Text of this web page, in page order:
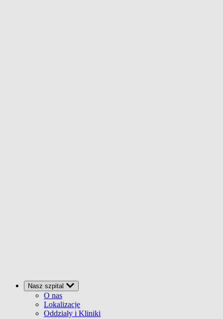
Nasz szpital
O nas
Lokalizacje
Oddziały i Kliniki